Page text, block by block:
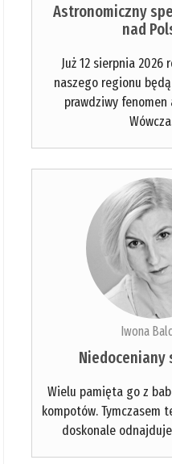
Astronomiczny
nad
Już 12 sierpnia 2026
naszego regionu
prawdziwy fenomen
Iwona
Niedoceniany
Wielu pamięta go z
kompotów. Tymczasem
doskonale